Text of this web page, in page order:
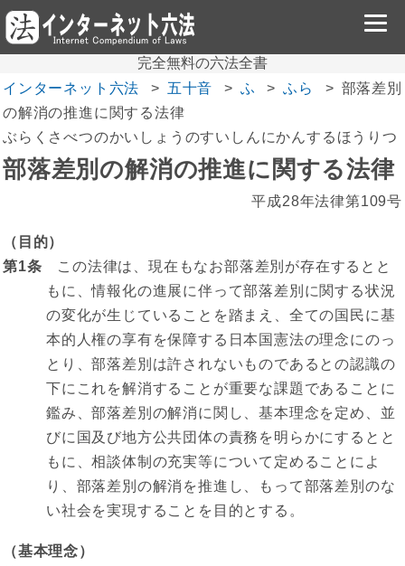
完全無料の六法全書
インターネット六法
五十音 ふ ふら
部落差別
の解消の推進に関する法律
ぶらくさべつのかいしょうのすいしんにかんするほうりつ
部落差別の解消の推進に関する法律
平成28年法律第109号
（目的）
第1条 この法律は、現在もなお部落差別が存在するとと
もに、情報化の進展に伴って部落差別に関する状況
の変化が生じていることを踏まえ、全ての国民に基
本的人権の享有を保障する日本国憲法の理念にのっ
とり、部落差別は許されないものであるとの認識の
下にこれを解消することが重要な課題であることに
鑑み、部落差別の解消に関し、基本理念を定め、並
びに国及び地方公共団体の責務を明らかにするとと
もに、相談体制の充実等について定めることによ
り、部落差別の解消を推進し、もって部落差別のな
い社会を実現することを目的とする。
（基本理念）